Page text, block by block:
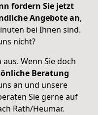
fordern Sie jetzt
Angebote an,
bei Ihnen sind.
nicht?
Wenn Sie doch
Beratung
an und unsere
Sie gerne auf
Rath/Heumar.